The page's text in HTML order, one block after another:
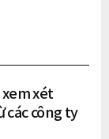
xét
các công ty